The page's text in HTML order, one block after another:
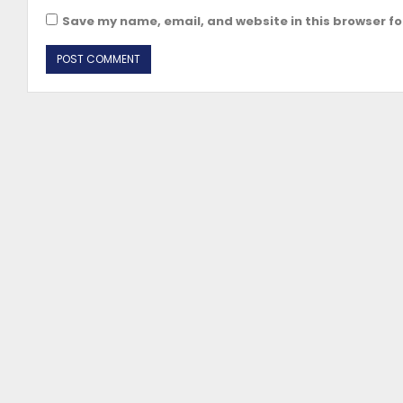
Save my name, email, and website in this browser